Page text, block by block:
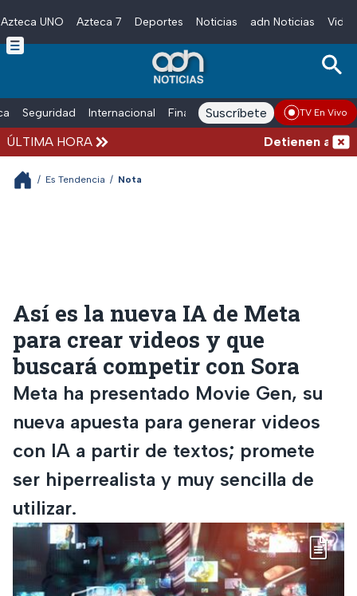
Skip to main content
Azteca UNO Azteca 7 Deportes Noticias adn Noticias
Seguridad Internacional Finanzas adn Noticias Radio
Suscríbete TV En Vivo
ÚLTIMA HORA Detienen al
/ Es Tendencia / Nota
Así es la nueva IA de Meta
para crear videos y que
buscará competir con Sora
Meta ha presentado Movie Gen, su
nueva apuesta para generar videos
con IA a partir de textos; promete
ser hiperrealista y muy sencilla de
utilizar.